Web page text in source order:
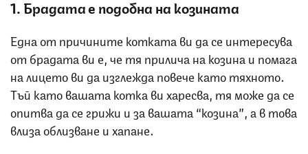
1. Брадата е подобна на козината
Една от причините котката ви да се интересува
от брадата ви е, че тя прилича на козина и помага
на лицето ви да изглежда повече като тяхното.
Тъй като вашата котка ви харесва, тя може да се
опитва да се грижи и за вашата “козина”, а в това
влиза облизване и хапане.